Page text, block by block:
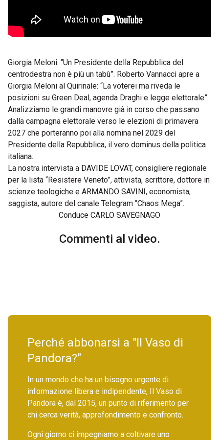
Giorgia Meloni: “Un Presidente della Repubblica del
centrodestra non è più un tabù”. Roberto Vannacci apre a
Giorgia Meloni al Quirinale: “La voterei ma riveda le
posizioni su Green Deal, agenda Draghi e legge elettorale”.
Analizziamo le grandi manovre già in corso che passano
dalla campagna elettorale verso le elezioni di primavera
2027 che porteranno poi alla nomina nel 2029 del
Presidente della Repubblica, il vero dominus della politica
italiana.
La nostra intervista a DAVIDE LOVAT, consigliere regionale
per la lista “Resistere Veneto”, attivista, scrittore, dottore in
scienze teologiche e ARMANDO SAVINI, economista,
saggista, autore del canale Telegram “Chaos Mega”.
Conduce CARLO SAVEGNAGO
Commenti al video.
Perché abbonarsi a "Il Vaso di
Pandora?"
In un mondo che ha un bisogno urgente di
informazione libera e indipendente, Il Vaso di
Pandora è, dal 2015, un punto di riferimento per
chi cerca verità, approfondimento e confronto.
Ogni giorno ci impegniamo a coltivare uno